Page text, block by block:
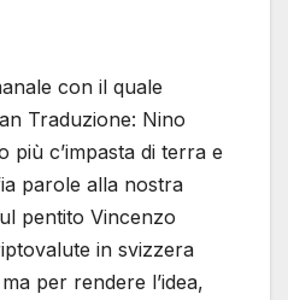
con il quale
Traduzione: Nino
più c’impasta di terra e
parole alla nostra
pentito Vincenzo
in svizzera
per rendere l’idea,